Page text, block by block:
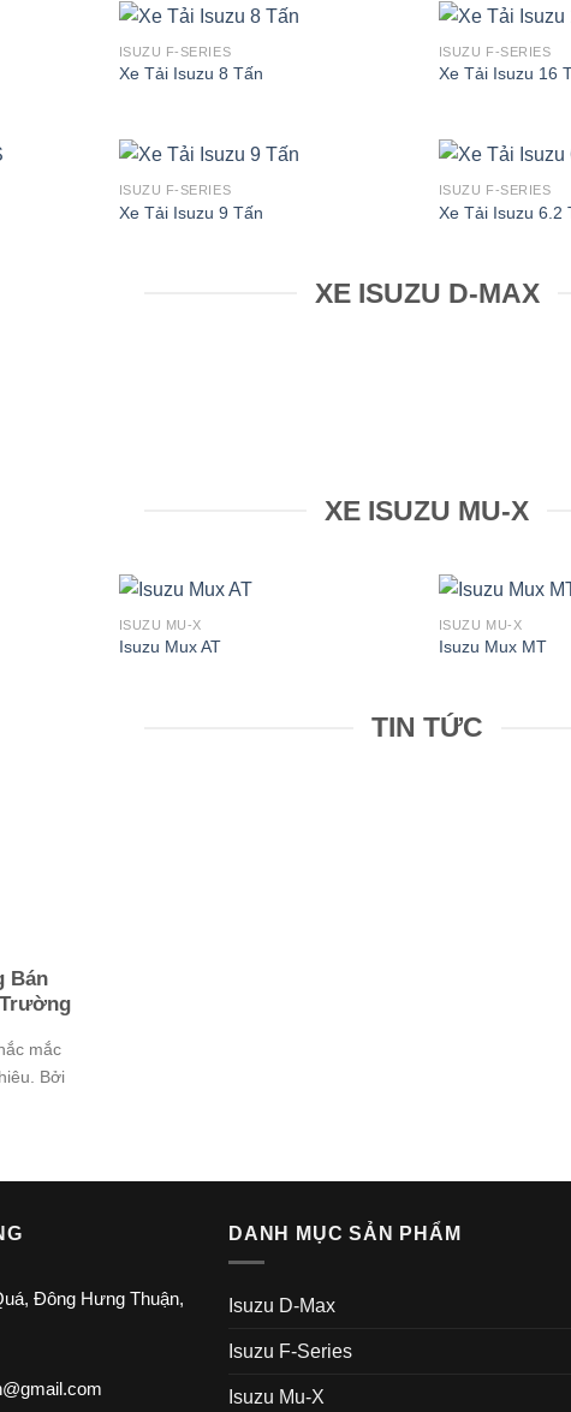
ISUZU F-SERIES
Xe Tải Isuzu 8 Tấn
ISUZU F-SERIES
Xe Tải Isuzu 16
ISUZU F-SERIES
Xe Tải Isuzu 9 Tấn
ISUZU F-SERIES
Xe Tải Isuzu 6.2
XE ISUZU D-MAX
XE ISUZU MU-X
ISUZU MU-X
Isuzu Mux AT
ISUZU MU-X
Isuzu Mux MT
TIN TỨC
Bán
mắc
Bởi
Đông Hưng Thuận,
DANH MỤC SẢN PHẨM
Isuzu D-Max
Isuzu F-Series
Isuzu Mu-X